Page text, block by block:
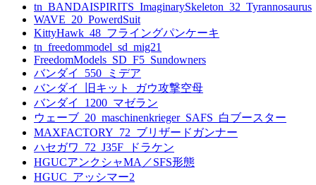
tn_BANDAISPIRITS_ImaginarySkeleton_32_Tyrannosaurus
WAVE_20_PowerdSuit
KittyHawk_48_フライングパンケーキ
tn_freedommodel_sd_mig21
FreedomModels_SD_F5_Sundowners
バンダイ_550_ミデア
バンダイ_旧キット_ガウ攻撃空母
バンダイ_1200_マゼラン
ウェーブ_20_maschinenkrieger_SAFS_白ブースター
MAXFACTORY_72_ブリザードガンナー
ハセガワ_72_J35F_ドラケン
HGUCアンクシャMA／SFS形態
HGUC_アッシマー2